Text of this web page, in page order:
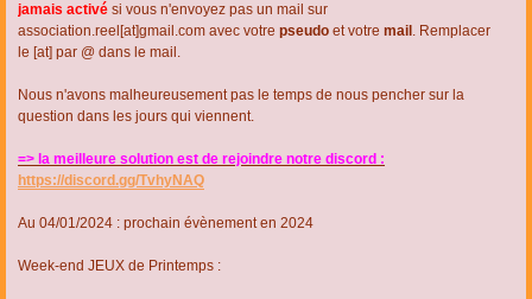
jamais activé si vous n'envoyez pas un mail sur
association.reel[at]gmail.com avec votre pseudo et votre mail . Remplacer
le [at] par @ dans le mail.
Nous n'avons malheureusement pas le temps de nous pencher sur la
question dans les jours qui viennent.
=> la meilleure solution est de rejoindre notre discord :
https://discord.gg/TvhyNAQ
Au 04/01/2024 : prochain évènement en 2024
Week-end JEUX de Printemps :